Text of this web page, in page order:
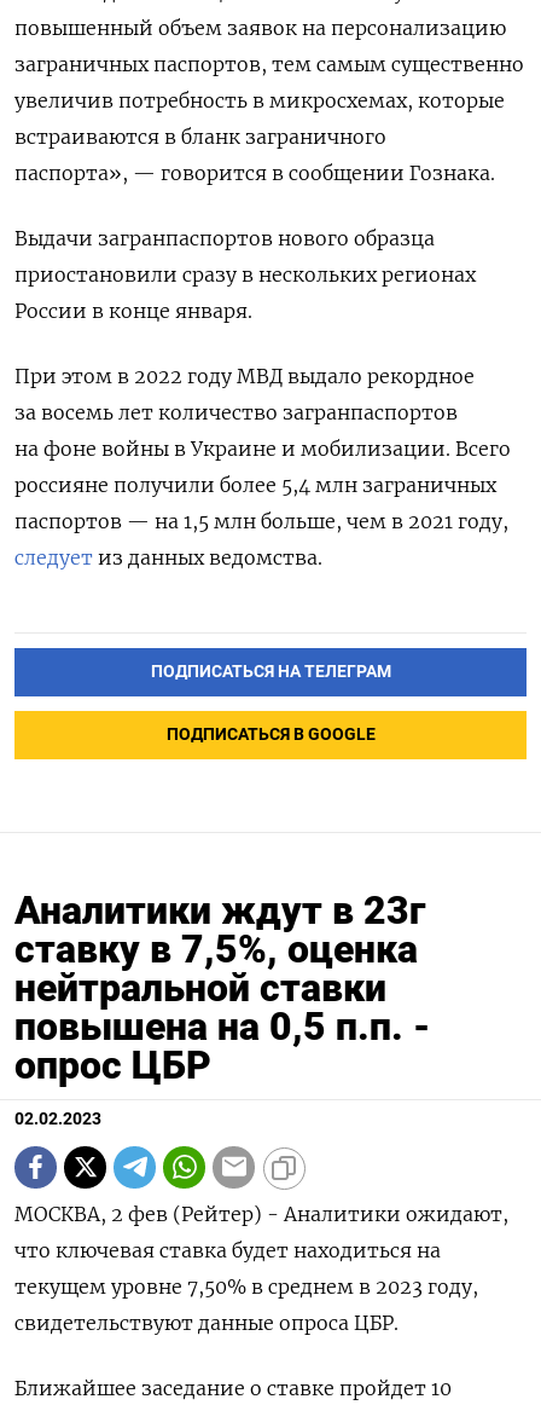
повышенный объем заявок на персонализацию
заграничных паспортов, тем самым существенно
увеличив потребность в микросхемах, которые
встраиваются в бланк заграничного
паспорта», — говорится в сообщении Гознака.
Выдачи загранпаспортов нового образца
приостановили сразу в нескольких регионах
России в конце января.
При этом в 2022 году МВД выдало рекордное
за восемь лет количество загранпаспортов
на фоне войны в Украине и мобилизации. Всего
россияне получили более 5,4 млн заграничных
паспортов — на 1,5 млн больше, чем в 2021 году,
следует из данных ведомства.
ПОДПИСАТЬСЯ НА ТЕЛЕГРАМ
ПОДПИСАТЬСЯ В GOOGLE
Аналитики ждут в 23г
ставку в 7,5%, оценка
нейтральной ставки
повышена на 0,5 п.п. -
опрос ЦБР
02.02.2023
МОСКВА, 2 фев (Рейтер) - Аналитики ожидают,
что ключевая ставка будет находиться на
текущем уровне 7,50% в среднем в 2023 году,
свидетельствуют данные опроса ЦБР.
Ближайшее заседание о ставке пройдет 10